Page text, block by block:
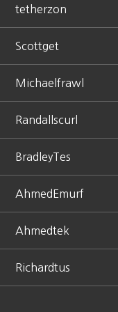
tetherzon
Scottget
Michaelfrawl
Randallscurl
BradleyTes
AhmedEmurf
Ahmedtek
Richardtus